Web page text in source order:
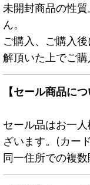
未開封商品の性
ん。
ご購入、ご購入
解頂いた上でご購
【セール商品につ
セール品はお一
ざいます。(カー
同一住所での複